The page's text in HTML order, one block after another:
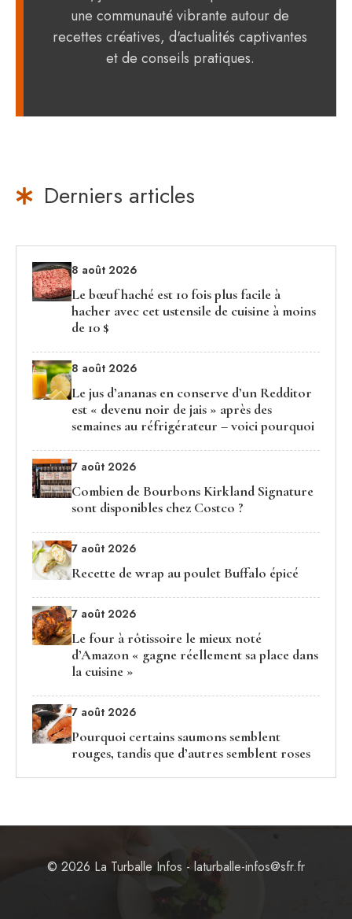
une communauté vibrante autour de
recettes créatives, d'actualités captivantes
et de conseils pratiques.
Derniers articles
8 août 2026
Le bœuf haché est 10 fois plus facile à
hacher avec cet ustensile de cuisine à moins
de 10 $
8 août 2026
Le jus d’ananas en conserve d’un Redditor
est « devenu noir de jais » après des
semaines au réfrigérateur – voici pourquoi
7 août 2026
Combien de Bourbons Kirkland Signature
sont disponibles chez Costco ?
7 août 2026
Recette de wrap au poulet Buffalo épicé
7 août 2026
Le four à rôtissoire le mieux noté
d’Amazon « gagne réellement sa place dans
la cuisine »
7 août 2026
Pourquoi certains saumons semblent
rouges, tandis que d’autres semblent roses
© 2026 La Turballe Infos - laturballe-infos@sfr.fr